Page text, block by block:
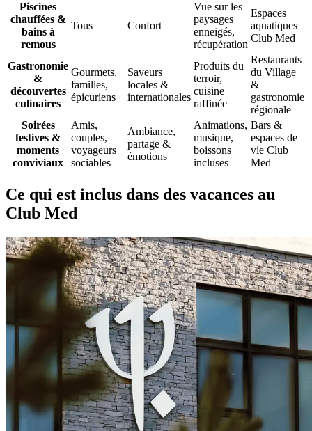
Piscines
chauffées &
bains à
remous
Tous Confort
Vue sur les
paysages
enneigés,
récupération
Espaces
aquatiques
Club Med
Gastronomie
&
découvertes
culinaires
Gourmets,
familles,
épicuriens
Saveurs
locales &
internationales
Produits du
terroir,
cuisine
raffinée
Restaurants
du Village
&
gastronomie
régionale
Soirées
festives &
moments
conviviaux
Amis,
couples,
voyageurs
sociables
Ambiance,
partage &
émotions
Animations,
musique,
boissons
incluses
Bars &
espaces de
vie Club
Med
Ce qui est inclus dans des vacances au
Club Med